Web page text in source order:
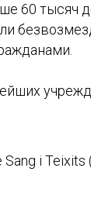
60 тысяч
Sang i Teixits